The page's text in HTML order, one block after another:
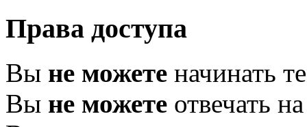
Права доступа
Вы не можете начинать
Вы не можете отвечать